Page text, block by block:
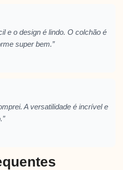
e o design é lindo. O colchão é
super bem.”
A versatilidade é incrível e